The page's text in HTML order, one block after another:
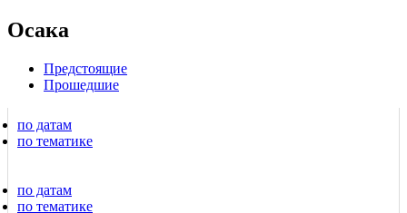
Осака
Предстоящие
Прошедшие
по датам
по тематике
по датам
по тематике